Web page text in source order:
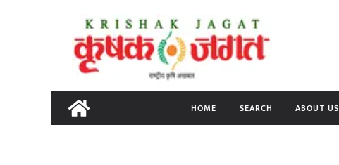
content
HOME SEARCH ABOUT US